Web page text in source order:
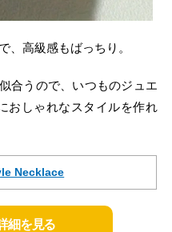
、高級感もばっちり。
合うので、いつものジュエ
おしゃれなスタイルを作れ
Necklace
細を見る